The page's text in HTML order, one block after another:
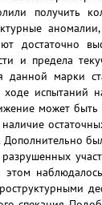
получить
достаточно
и предела
данной марки
испытаний
может
наличие
Дополнительно
разрушенных
этом